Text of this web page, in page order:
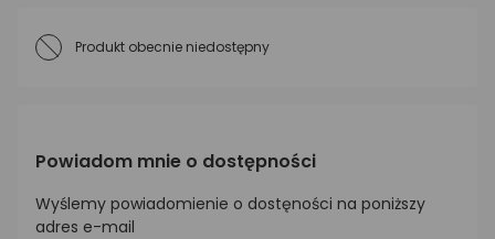
Produkt obecnie niedostępny
Powiadom mnie o dostępności
Wyślemy powiadomienie o dostęności na poniższy
adres e-mail